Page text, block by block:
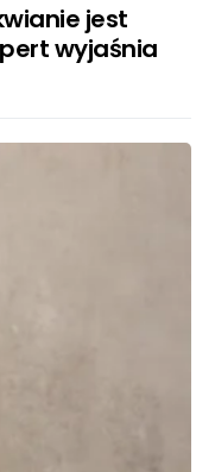
jest
wyjaśnia